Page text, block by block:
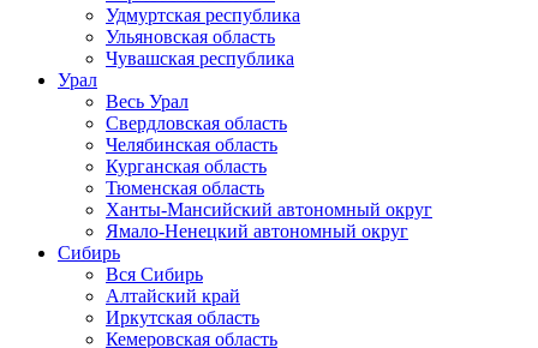
Удмуртская республика
Ульяновская область
Чувашская республика
Урал
Весь Урал
Свердловская область
Челябинская область
Курганская область
Тюменская область
Ханты-Мансийский автономный округ
Ямало-Ненецкий автономный округ
Сибирь
Вся Сибирь
Алтайский край
Иркутская область
Кемеровская область